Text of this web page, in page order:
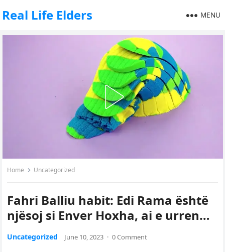
Real Life Elders MENU
Home Uncategorized
Fahri Balliu habit: Edi Rama është
njësoj si Enver Hoxha, ai e urren…
Uncategorized June 10, 2023 · 0 Comment